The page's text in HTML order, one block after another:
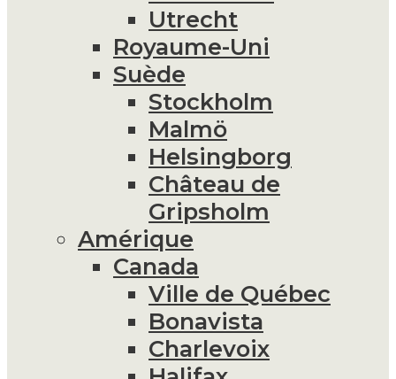
Utrecht
Royaume-Uni
Suède
Stockholm
Malmö
Helsingborg
Château de
Gripsholm
Amérique
Canada
Ville de Québec
Bonavista
Charlevoix